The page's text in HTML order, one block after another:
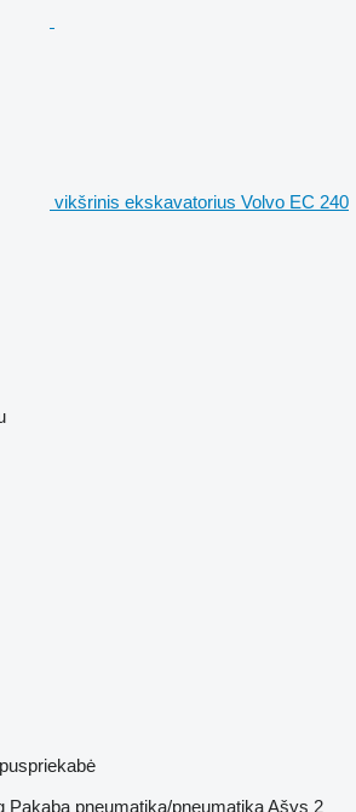
vikšrinis ekskavatorius Volvo EC 240
Pakaba pneumatika/pneumatikaAšys 2